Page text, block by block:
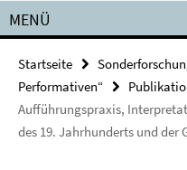
MENÜ
Startseite
Performativen“
Aufführungspraxis,
des 19. Jahrhunderts und der